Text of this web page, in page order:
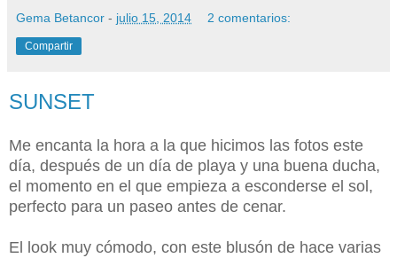
Gema Betancor - julio 15, 2014 2 comentarios:
Compartir
SUNSET
Me encanta la hora a la que hicimos las fotos este
día, después de un día de playa y una buena ducha,
el momento en el que empieza a esconderse el sol,
perfecto para un paseo antes de cenar.
El look muy cómodo, con este blusón de hace varias